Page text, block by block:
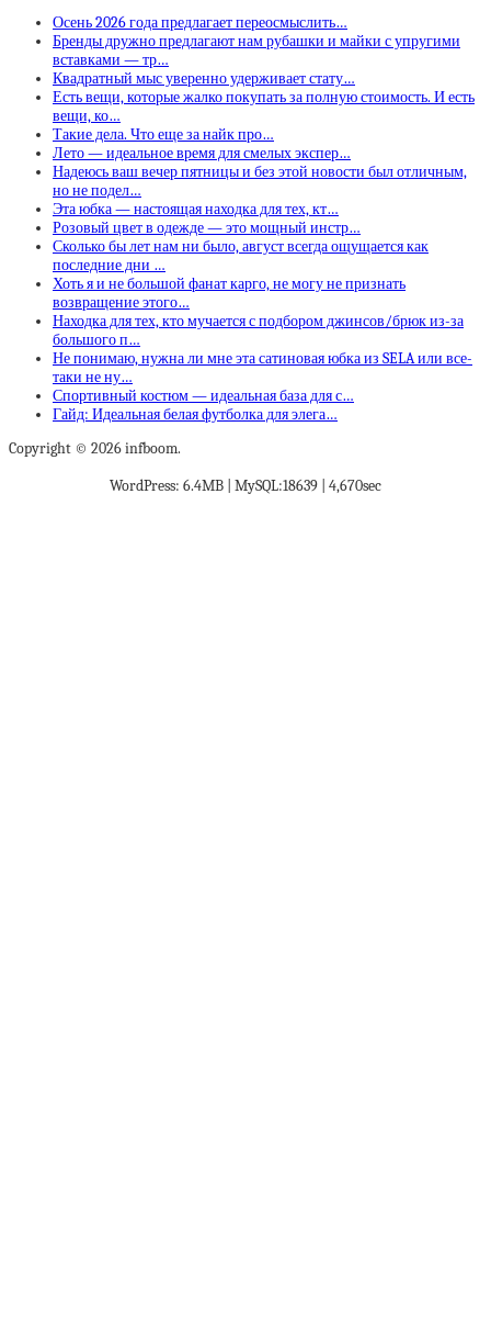
Осень 2026 года предлагает переосмыслить…
Бренды дружно предлагают нам рубашки и майки с упругими
вставками — тр…
Квадратный мыс уверенно удерживает стату…
Есть вещи, которые жалко покупать за полную стоимость. И есть
вещи, ко…
Такие дела. Что еще за найк про…
Лето — идеальное время для смелых экспер…
Надеюсь ваш вечер пятницы и без этой новости был отличным,
но не подел…
Эта юбка — настоящая находка для тех, кт…
Розовый цвет в одежде — это мощный инстр…
Сколько бы лет нам ни было, август всегда ощущается как
последние дни …
Хоть я и не большой фанат карго, не могу не признать
возвращение этого…
Находка для тех, кто мучается с подбором джинсов/брюк из-за
большого п…
Не понимаю, нужна ли мне эта сатиновая юбка из SELA или все-
таки не ну…
Спортивный костюм — идеальная база для с…
Гайд: Идеальная белая футболка для элега…
Copyright © 2026 infboom.
WordPress: 6.4MB | MySQL:18639 | 4,670sec